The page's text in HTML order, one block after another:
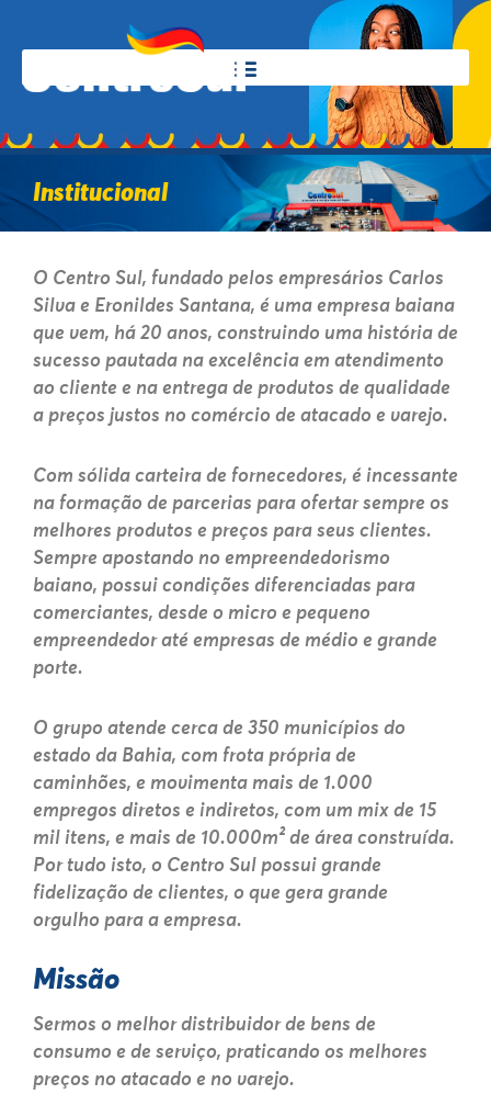
Institucional
O Centro Sul, fundado pelos empresários Carlos
Silva e Eronildes Santana, é uma empresa baiana
que vem, há 20 anos, construindo uma história de
sucesso pautada na excelência em atendimento
ao cliente e na entrega de produtos de qualidade
a preços justos no comércio de atacado e varejo.
Com sólida carteira de fornecedores, é incessante
na formação de parcerias para ofertar sempre os
melhores produtos e preços para seus clientes.
Sempre apostando no empreendedorismo
baiano, possui condições diferenciadas para
comerciantes, desde o micro e pequeno
empreendedor até empresas de médio e grande
porte.
O grupo atende cerca de 350 municípios do
estado da Bahia, com frota própria de
caminhões, e movimenta mais de 1.000
empregos diretos e indiretos, com um mix de 15
mil itens, e mais de 10.000m² de área construída.
Por tudo isto, o Centro Sul possui grande
fidelização de clientes, o que gera grande
orgulho para a empresa.
Missão
Sermos o melhor distribuidor de bens de
consumo e de serviço, praticando os melhores
preços no atacado e no varejo.